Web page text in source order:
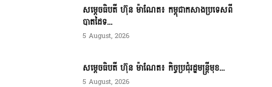
សម្ដេចធិបតី ហ៊ុន ម៉ាណែត៖ កម្ពុជាកសាងប្រទេសពី
បាតដៃទ...
5 August, 2026
សម្ដេចធិបតី ហ៊ុន ម៉ាណែត៖ កិច្ចប្រជុំរដ្ឋមន្ត្រីមុខ...
5 August, 2026